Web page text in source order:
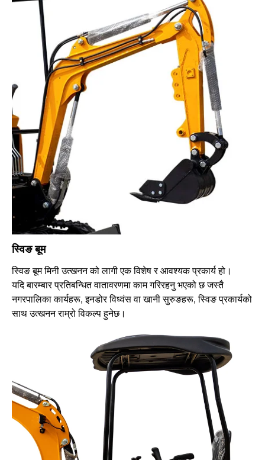
स्विङ बूम
स्विङ बूम मिनी उत्खनन को लागी एक विशेष र आवश्यक प्रकार्य हो।
यदि बारम्बार प्रतिबन्धित वातावरणमा काम गरिरहनु भएको छ जस्तै
नगरपालिका कार्यहरू, इनडोर विध्वंस वा खानी सुरुङहरू, स्विङ प्रकार्यको
साथ उत्खनन राम्रो विकल्प हुनेछ।